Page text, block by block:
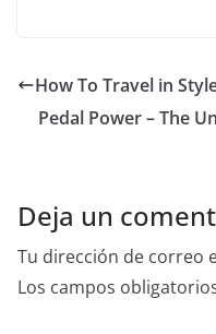
How To Travel in
Pedal Power – The
Deja un
Tu dirección de correo
Los campos